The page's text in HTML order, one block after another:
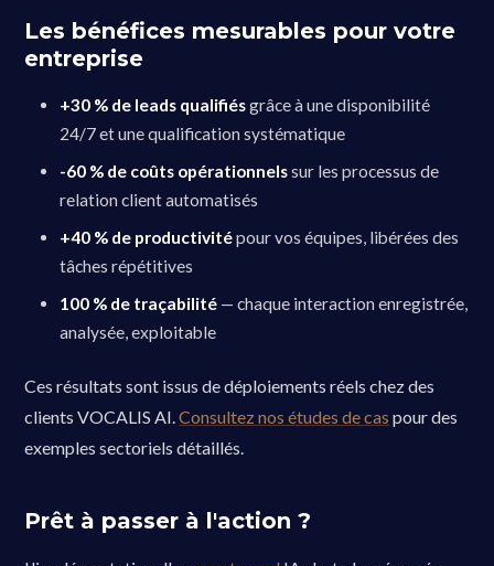
Les bénéfices mesurables pour votre
entreprise
+30 % de leads qualifiésgrâce à une disponibilité
24/7 et une qualification systématique
-60 % de coûts opérationnelssur les processus de
relation client automatisés
+40 % de productivitépour vos équipes, libérées des
tâches répétitives
100 % de traçabilité — chaque interaction enregistrée,
analysée, exploitable
Ces résultats sont issus de déploiements réels chez des
clients VOCALIS AI.Consultez nos études de cas pour des
exemples sectoriels détaillés.
Prêt à passer à l'action ?